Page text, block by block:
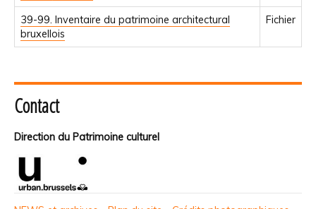
39-99. Inventaire du patrimoine architectural
bruxellois
Fichier
Contact
Direction du Patrimoine culturel